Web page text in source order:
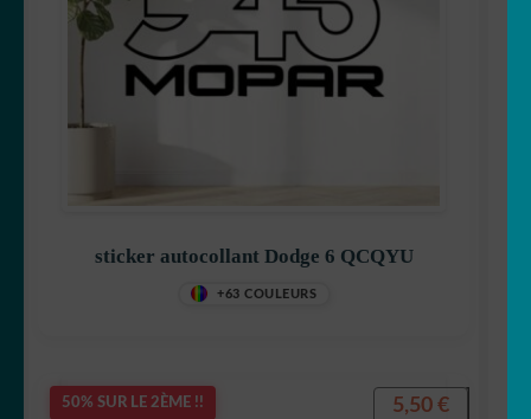
sticker autocollant Dodge 6 QCQYU
+63 COULEURS
50% SUR LE 2ÈME !! 5,50 €